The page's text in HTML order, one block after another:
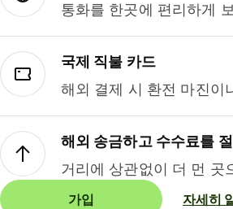
통화를 한곳에 편리하게
국제 직불 카드
해외 결제 시 환전 마진이
해외 송금하고 수수료를
거리에 상관없이 더 먼 곳
가입 자세히